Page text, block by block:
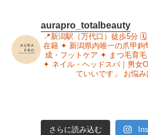
aurapro_totalbeauty
📍新潟駅（万代口）徒歩5分🗓
在籍 ✦ 新潟県内唯一の爪甲鉤
成・フットケア ✦ まつ毛育毛
✦ ネイル・ヘッドスパ｜男女
ていいです」
お悩み
さらに読み込む